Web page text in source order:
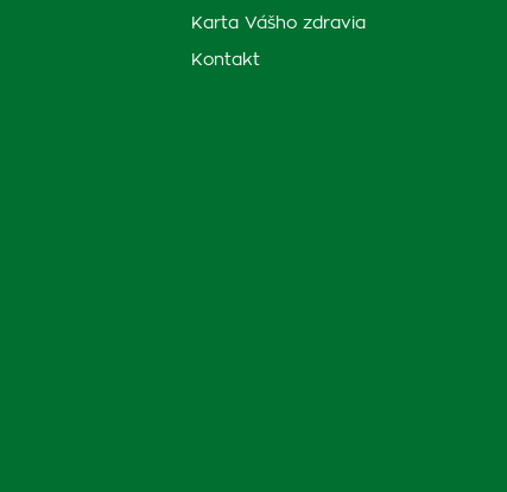
Karta Vášho zdravia
Kontakt